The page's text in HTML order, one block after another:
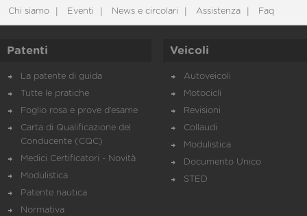
Chi siamo Eventi News e circolari Assistenza Faq
Patenti
La patente di guida
Tutte le pratiche
Foglio rosa e prove d’esame
Carta di Qualificazione del
Conducente (CQC)
Medici Certificatori - Novità
Modulistica
Patente nautica
Normativa
Veicoli
Autoveicoli
Motocicli
Revisioni
Collaudi
Modulistica
Documento Unico
STED